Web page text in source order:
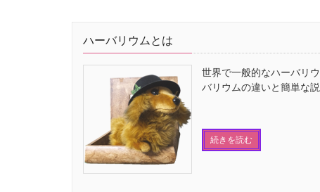
ハーバリウムとは
世界で一般的なハーバリ
バリウムの違いと簡単な説
続きを読む